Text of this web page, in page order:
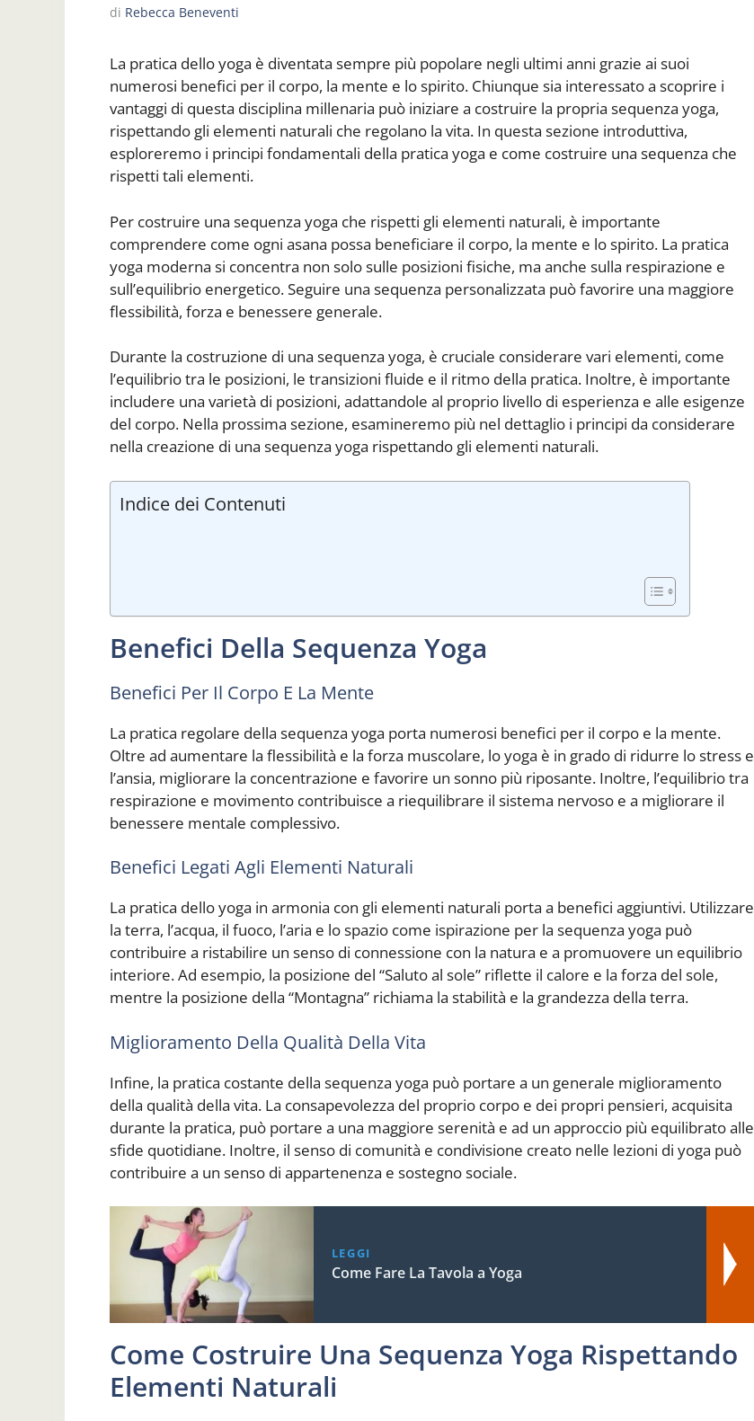
di Rebecca Beneventi
La pratica dello yoga è diventata sempre più popolare negli ultimi anni grazie ai suoi
numerosi benefici per il corpo, la mente e lo spirito. Chiunque sia interessato a scoprire i
vantaggi di questa disciplina millenaria può iniziare a costruire la propria sequenza yoga,
rispettando gli elementi naturali che regolano la vita. In questa sezione introduttiva,
esploreremo i principi fondamentali della pratica yoga e come costruire una sequenza che
rispetti tali elementi.
Per costruire una sequenza yoga che rispetti gli elementi naturali, è importante
comprendere come ogni asana possa beneficiare il corpo, la mente e lo spirito. La pratica
yoga moderna si concentra non solo sulle posizioni fisiche, ma anche sulla respirazione e
sull’equilibrio energetico. Seguire una sequenza personalizzata può favorire una maggiore
flessibilità, forza e benessere generale.
Durante la costruzione di una sequenza yoga, è cruciale considerare vari elementi, come
l’equilibrio tra le posizioni, le transizioni fluide e il ritmo della pratica. Inoltre, è importante
includere una varietà di posizioni, adattandole al proprio livello di esperienza e alle esigenze
del corpo. Nella prossima sezione, esamineremo più nel dettaglio i principi da considerare
nella creazione di una sequenza yoga rispettando gli elementi naturali.
Indice dei Contenuti
Benefici Della Sequenza Yoga
Benefici Per Il Corpo E La Mente
La pratica regolare della sequenza yoga porta numerosi benefici per il corpo e la mente.
Oltre ad aumentare la flessibilità e la forza muscolare, lo yoga è in grado di ridurre lo stress e
l’ansia, migliorare la concentrazione e favorire un sonno più riposante. Inoltre, l’equilibrio tra
respirazione e movimento contribuisce a riequilibrare il sistema nervoso e a migliorare il
benessere mentale complessivo.
Benefici Legati Agli Elementi Naturali
La pratica dello yoga in armonia con gli elementi naturali porta a benefici aggiuntivi. Utilizzare
la terra, l’acqua, il fuoco, l’aria e lo spazio come ispirazione per la sequenza yoga può
contribuire a ristabilire un senso di connessione con la natura e a promuovere un equilibrio
interiore. Ad esempio, la posizione del “Saluto al sole” riflette il calore e la forza del sole,
mentre la posizione della “Montagna” richiama la stabilità e la grandezza della terra.
Miglioramento Della Qualità Della Vita
Infine, la pratica costante della sequenza yoga può portare a un generale miglioramento
della qualità della vita. La consapevolezza del proprio corpo e dei propri pensieri, acquisita
durante la pratica, può portare a una maggiore serenità e ad un approccio più equilibrato alle
sfide quotidiane. Inoltre, il senso di comunità e condivisione creato nelle lezioni di yoga può
contribuire a un senso di appartenenza e sostegno sociale.
LEGGI
Come Fare La Tavola a Yoga
Come Costruire Una Sequenza Yoga Rispettando
Elementi Naturali